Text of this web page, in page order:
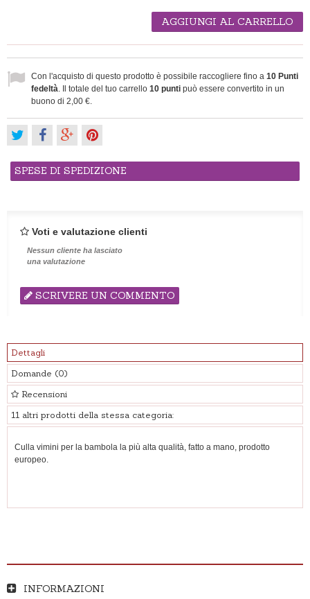
AGGIUNGI AL CARRELLO
Con l'acquisto di questo prodotto è possibile raccogliere fino a 10 Punti
fedeltà . Il totale del tuo carrello 10 punti può essere convertito in un
buono di 2,00 €
SPESE DI SPEDIZIONE
Voti e valutazione clienti
Nessun cliente ha lasciato
una valutazione
SCRIVERE UN COMMENTO
Dettagli
Domande (0)
Recensioni
11 altri prodotti della stessa categoria:
Culla vimini per la bambola la più alta qualità, fatto a mano, prodotto
europeo.
INFORMAZIONI